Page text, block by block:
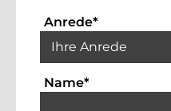
Anrede*
Name*Textfeld für